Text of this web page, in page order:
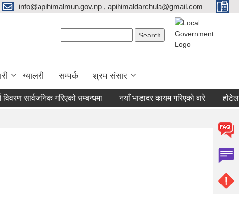
info@apihimalmun.gov.np , apihimaldarchula@gmail.com
ग्यालरी सम्पर्क श्रम संसार
सार्वजनिक गरिएको सम्बन्धमा नयाँ भाडादर कायम गरिएको बारे होटेल